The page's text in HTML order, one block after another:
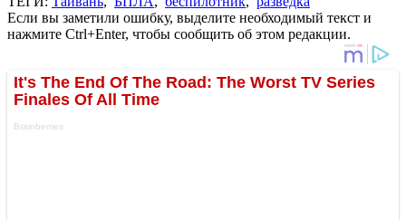
Если вы заметили ошибку, выделите необходимый текст и
нажмите Ctrl+Enter, чтобы сообщить об этом редакции.